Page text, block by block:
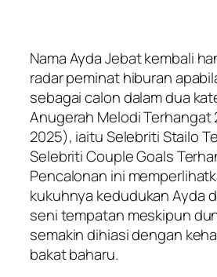
Nama Ayda Jebat kembali
radar peminat hiburan
sebagai calon dalam dua
Anugerah Melodi Terhangat
2025), iaitu Selebriti Stailo
Selebriti Couple Goals
Pencalonan ini
kukuhnya kedudukan Ayda
seni tempatan meskipun
semakin dihiasi dengan
bakat baharu.